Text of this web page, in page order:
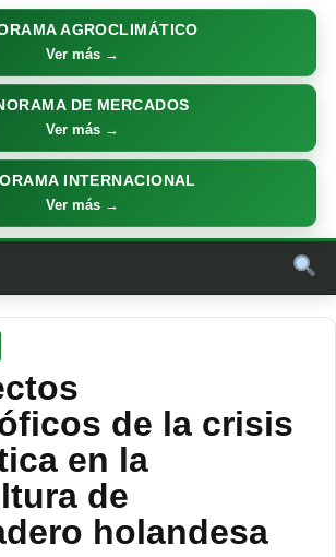
AGROCLIMÁTICO
Ver más →
DE MERCADOS
Ver más →
INTERNACIONAL
Ver más →
de la crisis
en la
de
holandesa